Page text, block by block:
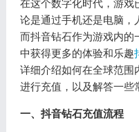
在这个数字化时代，游戏
论是通过手机还是电脑，
而抖音钻石作为游戏内的
中获得更多的体验和乐趣
详细介绍如何在全球范围
进行充值，以及解答一些
一、抖音钻石充值流程